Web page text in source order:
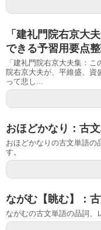
「建礼門院右京大
できる予習用要点
「建礼門院右京大夫集：
院右京大夫が、平維盛、資
って悲し...
おほどかなり：古
おほどかなりの古文単語の
す。
ながむ【眺む】：
ながむの古文単語の品詞、